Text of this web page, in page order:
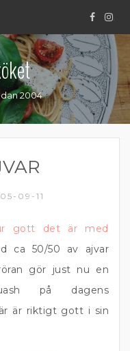
.
2004
09-11
gott det är med
ca 50/50 av ajvar
gör just nu en
på dagens
är riktigt gott i sin